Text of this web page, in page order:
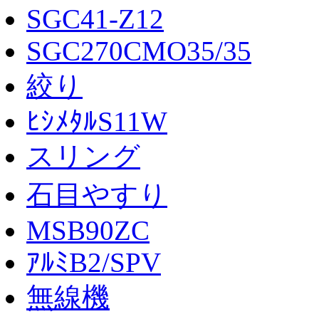
SGC41-Z12
SGC270CMO35/35
絞り
ﾋｼﾒﾀﾙS11W
スリング
石目やすり
MSB90ZC
ｱﾙﾐB2/SPV
無線機